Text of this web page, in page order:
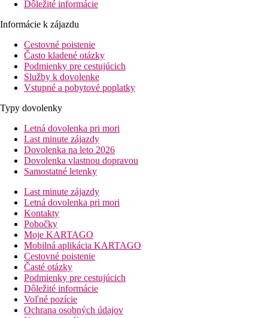
Dôležité informácie
Informácie k zájazdu
Cestovné poistenie
Často kladené otázky
Podmienky pre cestujúcich
Služby k dovolenke
Vstupné a pobytové poplatky
Typy dovolenky
Letná dovolenka pri mori
Last minute zájazdy
Dovolenka na leto 2026
Dovolenka vlastnou dopravou
Samostatné letenky
Last minute zájazdy
Letná dovolenka pri mori
Kontakty
Pobočky
Moje KARTAGO
Mobilná aplikácia KARTAGO
Cestovné poistenie
Časté otázky
Podmienky pre cestujúcich
Dôležité informácie
Voľné pozície
Ochrana osobných údajov